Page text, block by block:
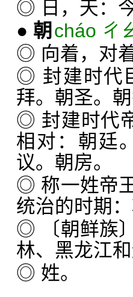
◎ 日，天：
● 朝 cháo ㄔ
◎ 向着，对
◎ 封建时代
拜。朝圣。朝
◎ 封建时代
相对：朝廷
议。朝房。
◎ 称一姓帝
统治的时期
◎ 〔朝鲜族
林、黑龙江
◎ 姓。